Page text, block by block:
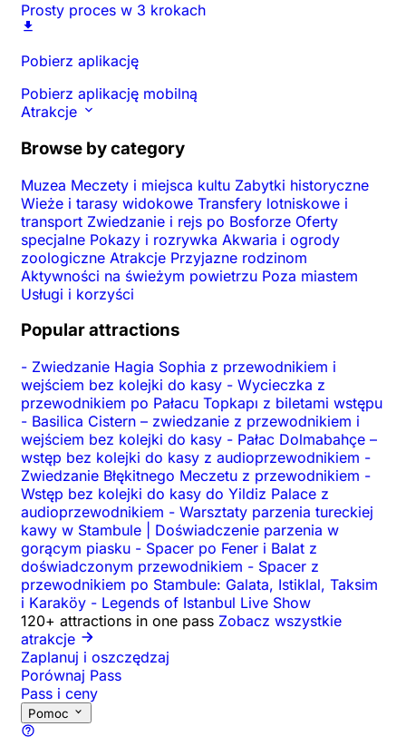
Prosty proces w 3 krokach
Pobierz aplikację
Pobierz aplikację mobilną
Atrakcje
Browse by category
Muzea Meczety i miejsca kultu Zabytki historyczne
Wieże i tarasy widokowe Transfery lotniskowe i
transport Zwiedzanie i rejs po Bosforze Oferty
specjalne Pokazy i rozrywka Akwaria i ogrody
zoologiczne Atrakcje Przyjazne rodzinom
Aktywności na świeżym powietrzu Poza miastem
Usługi i korzyści
Popular attractions
- Zwiedzanie Hagia Sophia z przewodnikiem i
wejściem bez kolejki do kasy - Wycieczka z
przewodnikiem po Pałacu Topkapı z biletami wstępu
- Basilica Cistern – zwiedzanie z przewodnikiem i
wejściem bez kolejki do kasy - Pałac Dolmabahçe –
wstęp bez kolejki do kasy z audioprzewodnikiem -
Zwiedzanie Błękitnego Meczetu z przewodnikiem -
Wstęp bez kolejki do kasy do Yildiz Palace z
audioprzewodnikiem - Warsztaty parzenia tureckiej
kawy w Stambule | Doświadczenie parzenia w
gorącym piasku - Spacer po Fener i Balat z
doświadczonym przewodnikiem - Spacer z
przewodnikiem po Stambule: Galata, Istiklal, Taksim
i Karaköy - Legends of Istanbul Live Show
120+ attractions in one pass Zobacz wszystkie
atrakcje
Zaplanuj i oszczędzaj
Porównaj Pass
Pass i ceny
Pomoc